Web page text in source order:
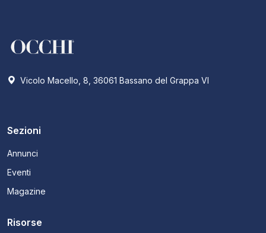
Vicolo Macello, 8, 36061 Bassano del Grappa VI
Sezioni
Annunci
Eventi
Magazine
Risorse